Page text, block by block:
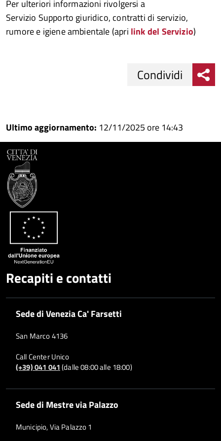
Per ulteriori informazioni rivolgersi a
Servizio Supporto giuridico, contratti di servizio,
rumore e igiene ambientale (apri link del Servizio)
su
Facebook
Condividi
su
Condividi
Condividi
Ultimo aggiornamento: 12/11/2025 ore 14:43
Recapiti e contatti
Sede di Venezia Ca' Farsetti
San Marco 4136
Call Center Unico
(+39) 041 041(dalle 08:00 alle 18:00)
Sede di Mestre via Palazzo
Municipio, Via Palazzo 1